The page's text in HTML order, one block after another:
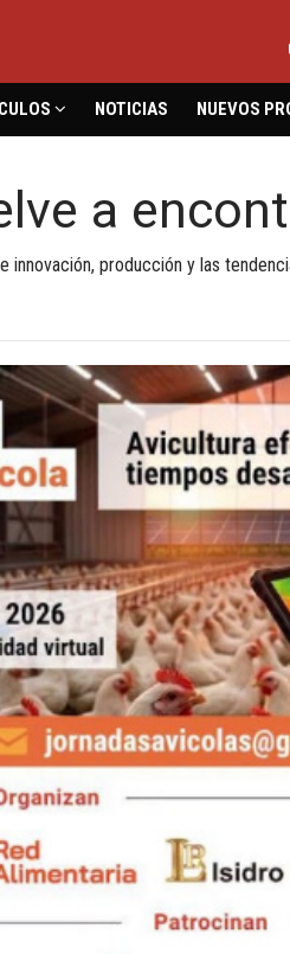
NOTICIAS NUEVOS
a
producción y las